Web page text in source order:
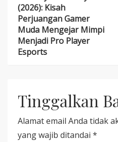
navigation
NOBODY
LOVES
KAY
(2026):
KISAH
PERJUANGAN
GAMER
MENJADI
ESPORTS
(2026): Kisah
Perjuangan Gamer
Muda Mengejar Mimpi
Menjadi Pro Player
Esports
Tinggalkan
Alamat email Anda tidak
yang wajib ditandai *